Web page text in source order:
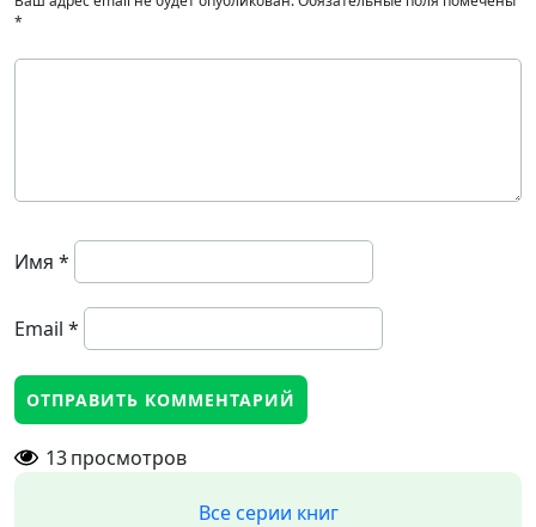
*
Имя *
Email *
13просмотров
Все серии книг